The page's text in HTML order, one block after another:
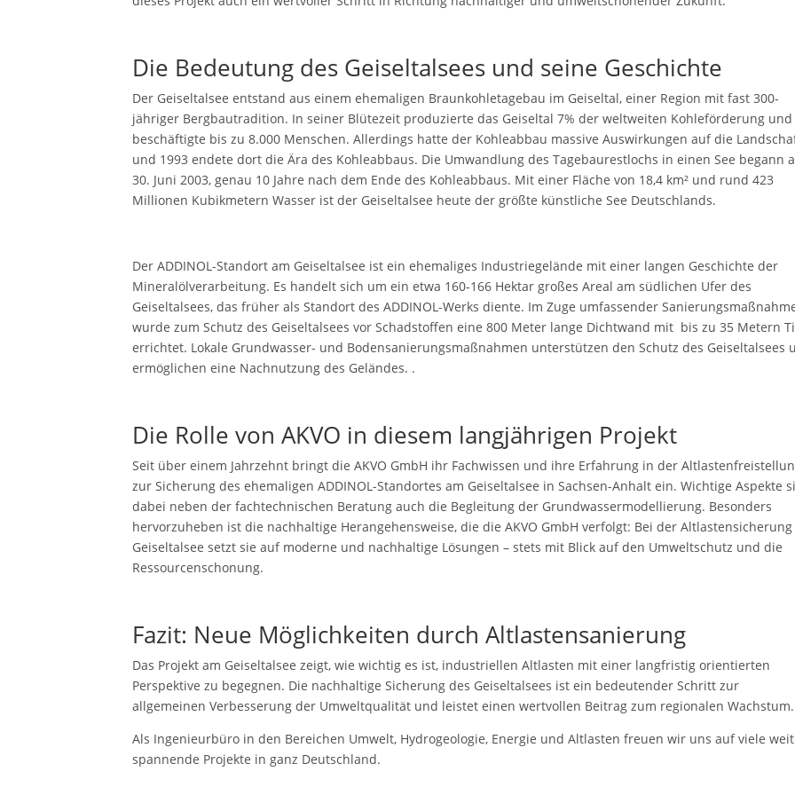
Die Bedeutung des Geiseltalsees und seine Geschichte
Der Geiseltalsee entstand aus einem ehemaligen Braunkohletagebau im Geiseltal, einer Region mit fast 300-
jähriger Bergbautradition. In seiner Blütezeit produzierte das Geiseltal 7% der weltweiten Kohleförderung und
beschäftigte bis zu 8.000 Menschen. Allerdings hatte der Kohleabbau massive Auswirkungen auf die
und 1993 endete dort die Ära des Kohleabbaus. Die Umwandlung des Tagebaurestlochs in einen See begann
30. Juni 2003, genau 10 Jahre nach dem Ende des Kohleabbaus. Mit einer Fläche von 18,4 km² und rund 423
Millionen Kubikmetern Wasser ist der Geiseltalsee heute der größte künstliche See Deutschlands.
Der ADDINOL-Standort am Geiseltalsee ist ein ehemaliges Industriegelände mit einer langen Geschichte der
Mineralölverarbeitung. Es handelt sich um ein etwa 160-166 Hektar großes Areal am südlichen Ufer des
Geiseltalsees, das früher als Standort des ADDINOL-Werks diente. Im Zuge umfassender
wurde zum Schutz des Geiseltalsees vor Schadstoffen eine 800 Meter lange Dichtwand mit bis zu 35 Metern
errichtet. Lokale Grundwasser- und Bodensanierungsmaßnahmen unterstützen den Schutz des Geiseltalsees
ermöglichen eine Nachnutzung des Geländes. .
Die Rolle von AKVO in diesem langjährigen Projekt
Seit über einem Jahrzehnt bringt die AKVO GmbH ihr Fachwissen und ihre Erfahrung in der
zur Sicherung des ehemaligen ADDINOL-Standortes am Geiseltalsee in Sachsen-Anhalt ein. Wichtige Aspekte
dabei neben der fachtechnischen Beratung auch die Begleitung der Grundwassermodellierung. Besonders
hervorzuheben ist die nachhaltige Herangehensweise, die die AKVO GmbH verfolgt: Bei der
Geiseltalsee setzt sie auf moderne und nachhaltige Lösungen – stets mit Blick auf den Umweltschutz und die
Ressourcenschonung.
Fazit: Neue Möglichkeiten durch Altlastensanierung
Das Projekt am Geiseltalsee zeigt, wie wichtig es ist, industriellen Altlasten mit einer langfristig orientierten
Perspektive zu begegnen. Die nachhaltige Sicherung des Geiseltalsees ist ein bedeutender Schritt zur
allgemeinen Verbesserung der Umweltqualität und leistet einen wertvollen Beitrag zum regionalen
Als Ingenieurbüro in den Bereichen Umwelt, Hydrogeologie, Energie und Altlasten freuen wir uns auf viele
spannende Projekte in ganz Deutschland.